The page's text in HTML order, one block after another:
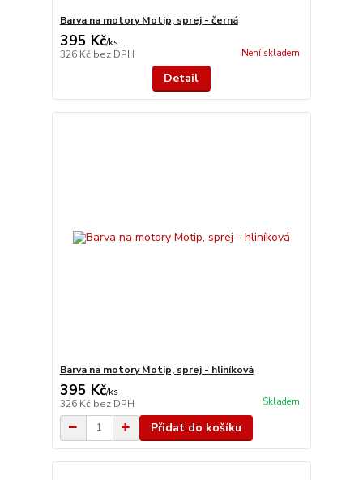
Barva na motory Motip, sprej - černá
395 Kč/ks
326 Kč bez DPH Není skladem
Detail
Barva na motory Motip, sprej - hliníková
395 Kč/ks
326 Kč bez DPH Skladem
Přidat do košíku